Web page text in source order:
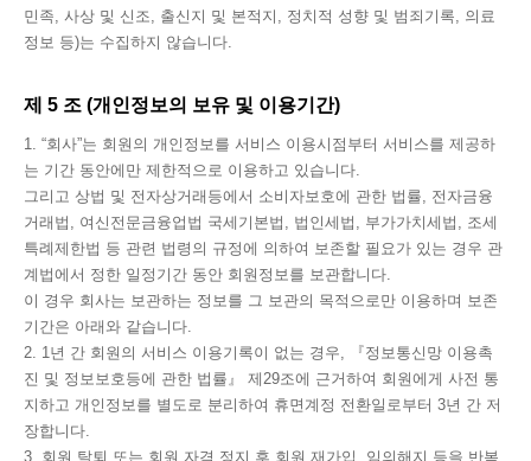
민족, 사상 및 신조, 출신지 및 본적지, 정치적 성향 및 범죄기록, 의료
정보 등)는 수집하지 않습니다.
제 5 조 (개인정보의 보유 및 이용기간)
1. “회사”는 회원의 개인정보를 서비스 이용시점부터 서비스를 제공하
는 기간 동안에만 제한적으로 이용하고 있습니다.
그리고 상법 및 전자상거래등에서 소비자보호에 관한 법률, 전자금융
거래법, 여신전문금융업법 국세기본법, 법인세법, 부가가치세법, 조세
특례제한법 등 관련 법령의 규정에 의하여 보존할 필요가 있는 경우 관
계법에서 정한 일정기간 동안 회원정보를 보관합니다.
이 경우 회사는 보관하는 정보를 그 보관의 목적으로만 이용하며 보존
기간은 아래와 같습니다.
2. 1년 간 회원의 서비스 이용기록이 없는 경우, 『정보통신망 이용촉
진 및 정보보호등에 관한 법률』 제29조에 근거하여 회원에게 사전 통
지하고 개인정보를 별도로 분리하여 휴면계정 전환일로부터 3년 간 저
장합니다.
3. 회원 탈퇴 또는 회원 자격 정지 후 회원 재가입, 임의해지 등을 반복